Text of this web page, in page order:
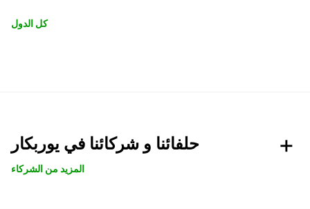
كل الدول
حلفائنا و شركائنا في يوربكار
المزيد من الشركاء